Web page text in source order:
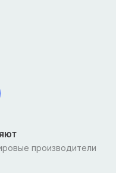
производители